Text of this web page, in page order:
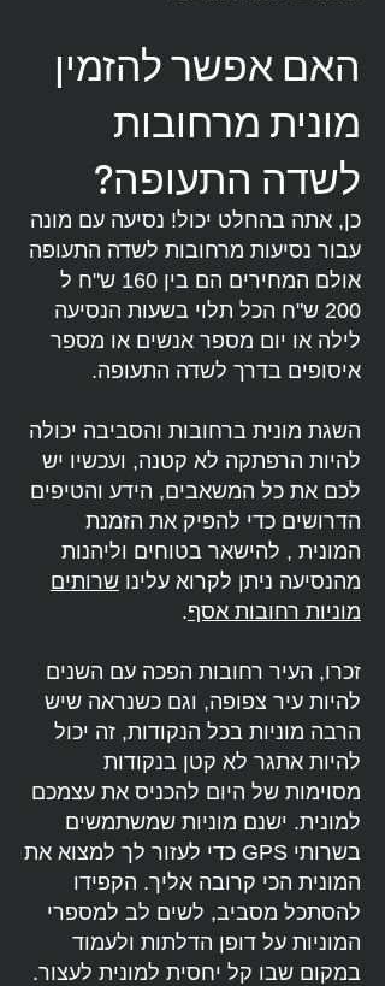
האם אפשר להזמין
מונית מרחובות
לשדה התעופה?
כן, אתה בהחלט יכול! נסיעה עם מונה
עבור נסיעות מרחובות לשדה התעופה
אולם המחירים הם בין 160 ש"ח ל
200 ש"ח הכל תלוי בשעות הנסיעה
לילה או יום מספר אנשים או מספר
איסופים בדרך לשדה התעופה.
השגת מונית ברחובות והסביבה יכולה
להיות הרפתקה לא קטנה, ועכשיו יש
לכם את כל המשאבים, הידע והטיפים
הדרושים כדי להפיק את הזמנת
המונית , להישאר בטוחים וליהנות
מהנסיעה ניתן לקרוא עלינו שרותים
מוניות רחובות אסף.
זכרו, העיר רחובות הפכה עם השנים
להיות עיר צפופה, וגם כשנראה שיש
הרבה מוניות בכל הנקודות, זה יכול
להיות אתגר לא קטן בנקודות
מסוימות של היום להכניס את עצמכם
למונית. ישנם מוניות שמשתמשים
בשרותי GPS כדי לעזור לך למצוא את
המונית הכי קרובה אליך. הקפידו
להסתכל מסביב, לשים לב למספרי
המוניות על דופן הדלתות ולעמוד
במקום שבו קל יחסית למונית לעצור.